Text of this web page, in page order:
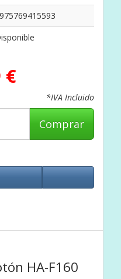
€
*IVA Incluido
Comprar
HA-F160